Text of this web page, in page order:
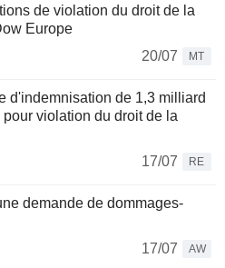
de violation du droit de la
Europe
20/07
MT
d'indemnisation de 1,3 milliard
violation du droit de la
17/07
RE
demande de dommages-
17/07
AW